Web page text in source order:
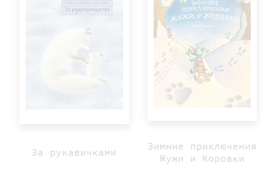
За рукавичками
Зимние приключения
Жужи и Коровки